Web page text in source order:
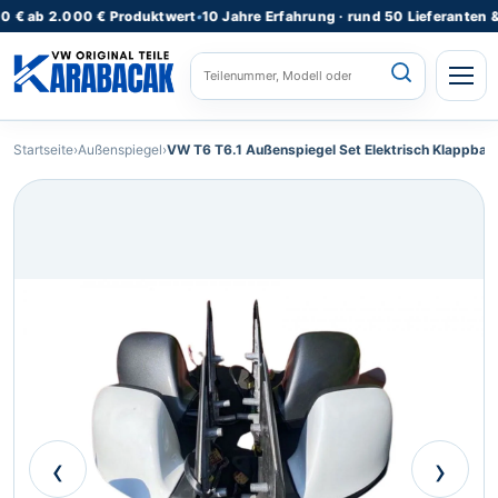
€ Produktwert•10 Jahre Erfahrung · rund 50 Lieferanten & Lager•
STARTSEITE
ALLE PRODUKTE
REPARATURSERVICE
TEILEANFRAGE
KONTAKT
Startseite›Außenspiegel›VW T6 T6.1 Außenspiegel Set Elektrisch
‹ ›